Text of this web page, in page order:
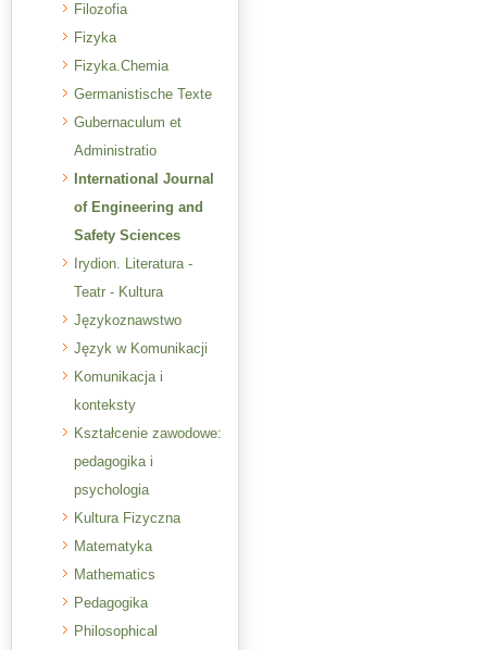
Filozofia
Fizyka
Fizyka.Chemia
Germanistische Texte
Gubernaculum et
Administratio
International Journal
of Engineering and
Safety Sciences
Irydion. Literatura -
Teatr - Kultura
Językoznawstwo
Język w Komunikacji
Komunikacja i
konteksty
Kształcenie zawodowe:
pedagogika i
psychologia
Kultura Fizyczna
Matematyka
Mathematics
Pedagogika
Philosophical